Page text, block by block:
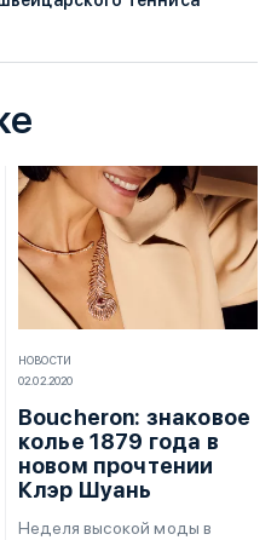
НОВОСТИ
02.02.2020
Boucheron: знаковое
колье 1879 года в
новом прочтении
Клэр Шуань
Неделя высокой моды в